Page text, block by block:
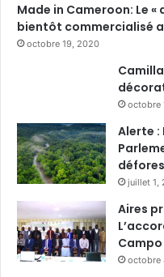
Made in Cameroon: Le
bientôt commercialisé
octobre 19, 2020
Camilla
octobre
Alerte :
juillet 1,
Aires
octobre